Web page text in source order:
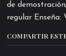
de
regular Enseña:
COMPARTIR